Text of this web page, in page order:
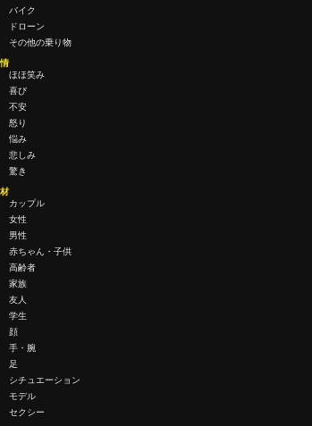
バイク
ドローン
その他の乗り物
ほほ笑み
喜び
不安
怒り
悩み
悲しみ
驚き
カップル
女性
男性
赤ちゃん・子供
高齢者
家族
友人
学生
顔
手・腕
足
シチュエーション
モデル
セクシー